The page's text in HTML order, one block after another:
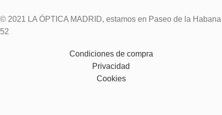
© 2021 LA ÓPTICA MADRID, estamos en Paseo de la Habana
52
Condiciones de compra
Privacidad
Cookies